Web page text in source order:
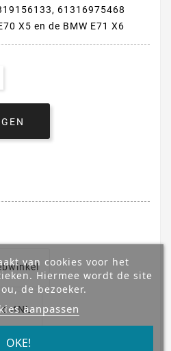
61316975468
X5 en de BMW E71 X6
van cookies voor het
Hiermee wordt de site
de bezoeker.
aanpassen
OKE!